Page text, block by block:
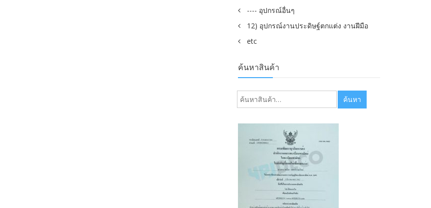
---- อุปกรณ์อื่นๆ
12) อุปกรณ์งานประดิษฐ์ตกแต่ง งานฝีมือ
etc
ค้นหาสินค้า
ค้นหา: ค้นหา